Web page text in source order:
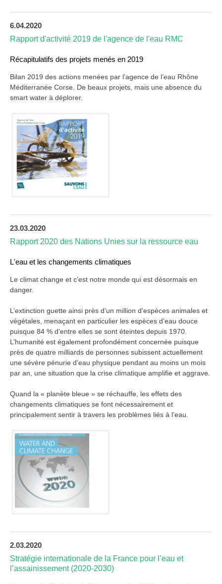
6.04.2020
Rapport d'activité 2019 de l'agence de l'eau RMC
Récapitulatifs des projets menés en 2019
Bilan 2019 des actions menées par l’agence de l’eau Rhône
Méditerranée Corse. De beaux projets, mais une absence du
smart water à déplorer.
23.03.2020
Rapport 2020 des Nations Unies sur la ressource eau
L'eau et les changements climatiques
Le climat change et c’est notre monde qui est désormais en
danger.
L’extinction guette ainsi près d’un million d’espèces animales et
végétales, menaçant en particulier les espèces d’eau douce
puisque 84 % d’entre elles se sont éteintes depuis 1970.
L’humanité est également profondément concernée puisque
près de quatre milliards de personnes subissent actuellement
une sévère pénurie d’eau physique pendant au moins un mois
par an, une situation que la crise climatique amplifie et aggrave.
Quand la « planète bleue » se réchauffe, les effets des
changements climatiques se font nécessairement et
principalement sentir à travers les problèmes liés à l’eau.
2.03.2020
Stratégie internationale de la France pour l’eau et
l’assainissement (2020-2030)